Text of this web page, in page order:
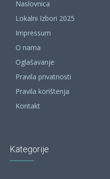
Naslovnica
Lokalni Izbori 2025
Impressum
O nama
Oglašavanje
Pravila privatnosti
Pravila korištenja
Kontakt
Kategorije